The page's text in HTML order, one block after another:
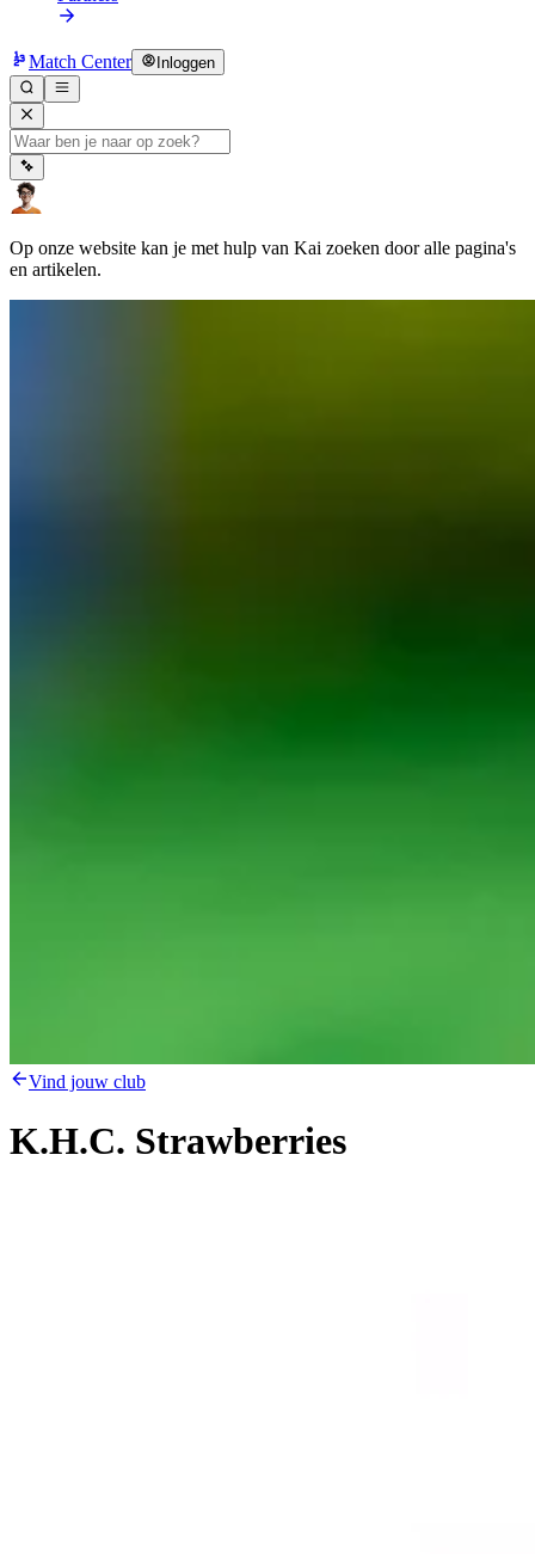
Match Center Inloggen
Op onze website kan je met hulp van Kai zoeken door alle pagina's
en artikelen.
Vind jouw club
K.H.C. Strawberries